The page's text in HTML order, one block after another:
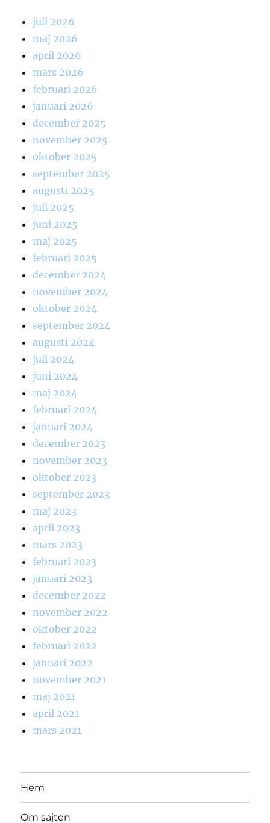
juli 2026
maj 2026
april 2026
mars 2026
februari 2026
januari 2026
december 2025
november 2025
oktober 2025
september 2025
augusti 2025
juli 2025
juni 2025
maj 2025
februari 2025
december 2024
november 2024
oktober 2024
september 2024
augusti 2024
juli 2024
juni 2024
maj 2024
februari 2024
januari 2024
december 2023
november 2023
oktober 2023
september 2023
maj 2023
april 2023
mars 2023
februari 2023
januari 2023
december 2022
november 2022
oktober 2022
februari 2022
januari 2022
november 2021
maj 2021
april 2021
mars 2021
Hem
Om sajten